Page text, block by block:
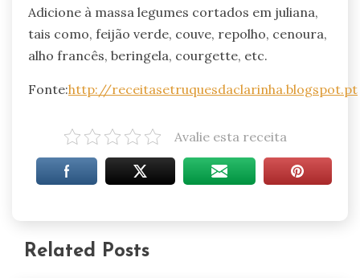
Adicione à massa legumes cortados em juliana,
tais como, feijão verde, couve, repolho, cenoura,
alho francês, beringela, courgette, etc.
Fonte:http://receitasetruquesdaclarinha.blogspot.pt
Avalie esta receita
Related Posts